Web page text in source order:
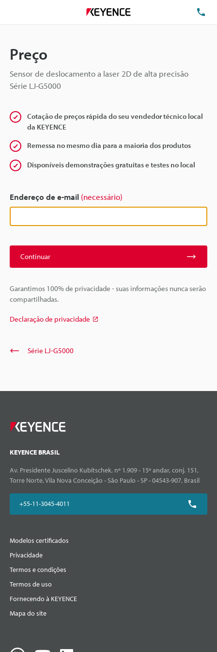
Preço
Sensor de deslocamento a laser 2D de alta precisão
Série LJ-G5000
Cotação de preços rápida do seu vendedor técnico local
da KEYENCE
Remessa no mesmo dia para a maioria dos produtos
Disponíveis demonstrações gratuitas e testes no local
Endereço de e-mail (necessário)
Continuar
Garantimos 100% de privacidade - suas informações nunca serão
compartilhadas.
Declaração de privacidade
Série LJ-G5000
KEYENCE BRASIL
Av. Presidente Juscelino Kubitschek, nº 1.909 - 15º andar, conj. 151,
Torre Norte, Vila Nova Conceição - São Paulo - SP - 04543-907, Brasil
+55-11-3045-4011
Modelos certificados
Privacidade
Termos e condições
Termos de uso
Fornecendo à KEYENCE
Mapa do site